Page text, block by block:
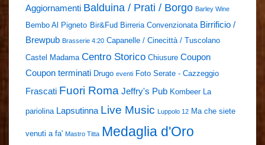
Aggiornamenti Balduina / Prati / Borgo Barley Wine
Bembo Al Pigneto Bir&Fud Birreria Convenzionata Birrificio /
Brewpub Brasserie 4:20 Capanelle / Cinecittà / Tuscolano
Castel Madama Centro Storico Chiusure Coupon
Coupon terminati Drugo eventi Foto Serate - Cazzeggio
Frascati Fuori Roma Jeffry's Pub Kombeer La
pariolina Lapsutinna Live Music Luppolo 12 Ma che siete
venuti a fa' Mastro Titta Medaglia d'Oro